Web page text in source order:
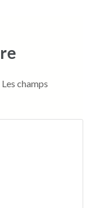
Les champs